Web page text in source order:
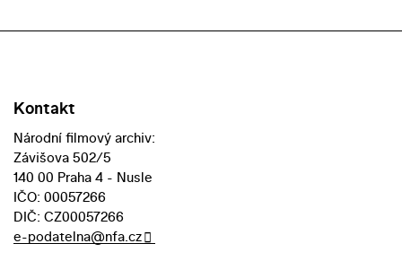
Kontakt
Národní filmový archiv:
Závišova 502/5
140 00 Praha 4 - Nusle
IČO: 00057266
DIČ: CZ00057266
e-podatelna@nfa.cz